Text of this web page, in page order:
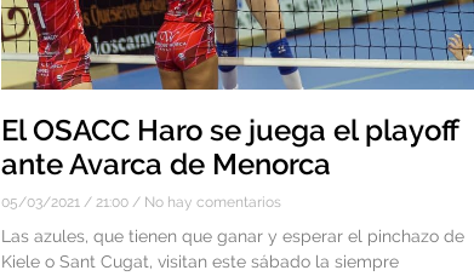
El OSACC Haro se juega el playoff
ante Avarca de Menorca
05/03/2021 21:00 No hay comentarios
Las azules, que tienen que ganar y esperar el pinchazo de
Kiele o Sant Cugat, visitan este sábado la siempre